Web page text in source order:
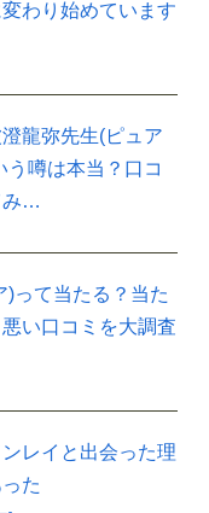
わり始めています
澄龍弥先生(ピュア
う噂は本当？口コ
み…
)って当たる？当た
い口コミを大調査
レイと出会った理
た